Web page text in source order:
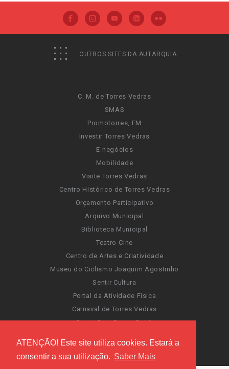
ATENÇÃO! Este site utiliza cookies. Estará a
consentir a sua utilização. Saber Mais
OUTROS SITES DA AUTARQUIA
C. M. de Torres Vedras
SMAS
Promotorres, EM
Investir Torres Vedras
E-negócios
Mobilidade
Visite Torres Vedras
Centro Histórico de Torres Vedras
Orçamento Participativo
Arquivo Municipal
Biblioteca Municipal
Teatro-Cine
Centro de Artes e Criatividade
Museu do Ciclismo Joaquim Agostinho
Sentir Cultura
Portal da Atividade Física
Carnaval de Torres Vedras
Santa Cruz Ocean Spirit